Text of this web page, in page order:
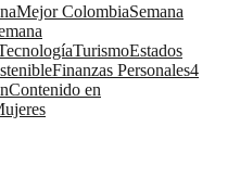
Mejor ColombiaSemana
TurismoEstados
Finanzas Personales4
Contenido en